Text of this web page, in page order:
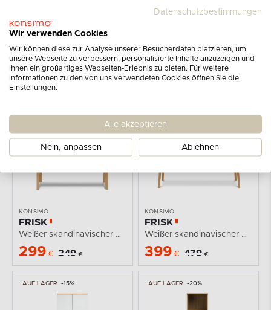
KONSIMO
FRISK
Skandinavisches Bücherregal weiß
249 €
KONSIMO
FRISK
KONSIMO
FRISK
Weißer skandinavischer Schreibtisch
299 € 349 €
KONSIMO
FRISK
Weißer skandinavischer Klapptisch
399 € 479 €
AUF LAGER -15% AUF LAGER -20%
Datenschutzbestimmungen
Wir verwenden Cookies
Wir können diese zur Analyse unserer Besucherdaten platzieren, um
unsere Webseite zu verbessern, personalisierte Inhalte anzuzeigen und
Ihnen ein großartiges Webseiten-Erlebnis zu bieten. Für weitere
Informationen zu den von uns verwendeten Cookies öffnen Sie die
Einstellungen.
Alle akzeptieren
Nein, anpassen Ablehnen